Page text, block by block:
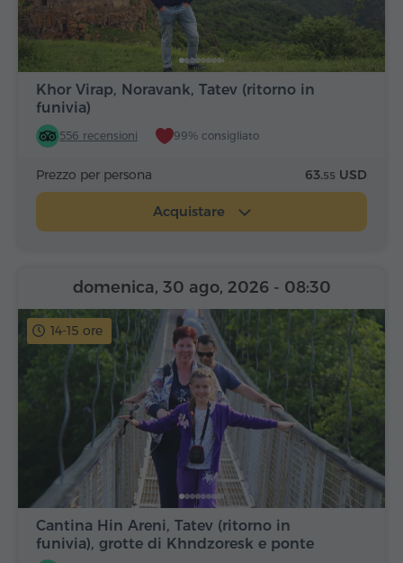
Khor Virap, Noravank, Tatev (ritorno in
funivia)
556 recensioni 99% consigliato
Prezzo per persona 63.55 USD
Acquistare
14-15 ore
Cantina Hin Areni, Tatev (ritorno in
funivia), grotte di Khndzoresk e ponte
domenica, 30 ago, 2026 - 08:30